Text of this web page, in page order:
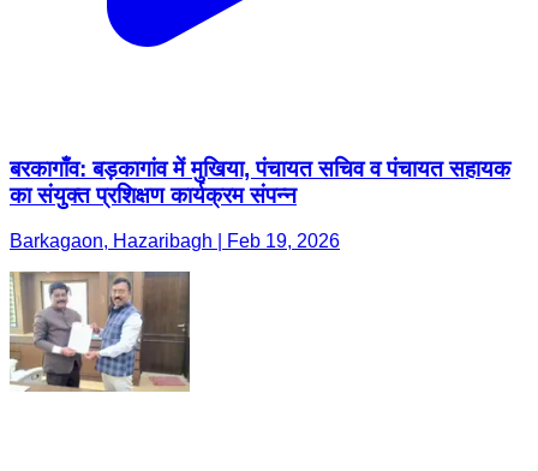
बरकागाँव: बड़कागांव में मुखिया, पंचायत सचिव व पंचायत सहायक
का संयुक्त प्रशिक्षण कार्यक्रम संपन्न
Barkagaon, Hazaribagh | Feb 19, 2026